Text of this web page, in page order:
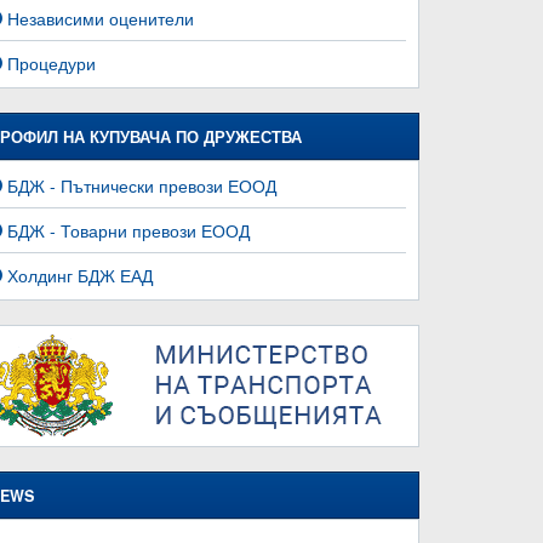
Независими оценители
Процедури
НА КУПУВАЧА ПО ДРУЖЕСТВА
БДЖ - Пътнически превози ЕООД
БДЖ - Товарни превози ЕООД
Холдинг БДЖ ЕАД